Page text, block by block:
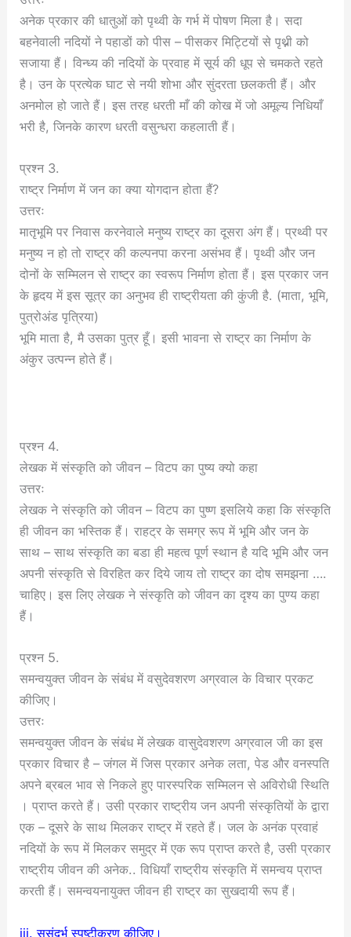
अनेक प्रकार की धातुओं को पृथ्वी के गर्भ में पोषण मिला है। सदा
बहनेवाली नदियों ने पहाडों को पीस – पीसकर मिट्टियों से पृथ्नी को
सजाया हैं। विन्ध्य की नदियों के प्रवाह में सूर्य की धूप से चमकते रहते
है। उन के प्रत्येक घाट से नयी शोभा और सुंदरता छलकती हैं। और
अनमोल हो जाते हैं। इस तरह धरती माँ की कोख में जो अमूल्य निधियाँ
भरी है, जिनके कारण धरती वसुन्धरा कहलाती हैं।
प्रश्न 3.
राष्ट्र निर्माण में जन का क्या योगदान होता हैं?
उत्तरः
मातृभूमि पर निवास करनेवाले मनुष्य राष्ट्र का दूसरा अंग हैं। प्रथ्वी पर
मनुष्य न हो तो राष्ट्र की कल्पनपा करना असंभव हैं। पृथ्वी और जन
दोनों के सम्मिलन से राष्ट्र का स्वरूप निर्माण होता हैं। इस प्रकार जन
के हृदय में इस सूत्र का अनुभव ही राष्ट्रीयता की कुंजी है. (माता, भूमि,
पुत्रोअंड पृत्रिया)
भूमि माता है, मै उसका पुत्र हूँ। इसी भावना से राष्ट्र का निर्माण के
अंकुर उत्पन्न होते हैं।
प्रश्न 4.
लेखक में संस्कृति को जीवन – विटप का पुष्य क्यो कहा
उत्तरः
लेखक ने संस्कृति को जीवन – विटप का पुष्ण इसलिये कहा कि संस्कृति
ही जीवन का भस्तिक हैं। राहट्र के समग्र रूप में भूमि और जन के
साथ – साथ संस्कृति का बडा ही महत्व पूर्ण स्थान है यदि भूमि और जन
अपनी संस्कृति से विरहित कर दिये जाय तो राष्ट्र का दोष समझना ….
चाहिए। इस लिए लेखक ने संस्कृति को जीवन का दृश्य का पुण्य कहा
हैं।
प्रश्न 5.
समन्वयुक्त जीवन के संबंध में वसुदेवशरण अग्रवाल के विचार प्रकट
कीजिए।
उत्तरः
समन्वयुक्त जीवन के संबंध में लेखक वासुदेवशरण अग्रवाल जी का इस
प्रकार विचार है – जंगल में जिस प्रकार अनेक लता, पेड और वनस्पति
अपने ब्रबल भाव से निकले हुए पारस्परिक सम्मिलन से अविरोधी स्थिति
। प्राप्त करते हैं। उसी प्रकार राष्ट्रीय जन अपनी संस्कृतियों के द्वारा
एक – दूसरे के साथ मिलकर राष्ट्र में रहते हैं। जल के अनंक प्रवाहं
नदियों के रूप में मिलकर समुद्र में एक रूप प्राप्त करते है, उसी प्रकार
राष्ट्रीय जीवन की अनेक.. विधियाँ राष्ट्रीय संस्कृति में समन्वय प्राप्त
करती हैं। समन्वयनायुक्त जीवन ही राष्ट्र का सुखदायी रूप हैं।
iii. ससंदर्भ स्पष्टीकरण कीजिए।